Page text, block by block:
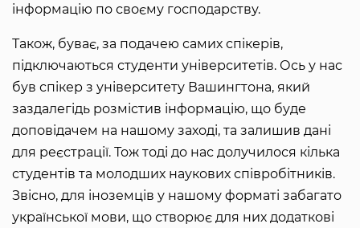
інформацію по своєму господарству.
Також, буває, за подачею самих спікерів,
підключаються студенти університетів. Ось у нас
був спікер з університету Вашингтона, який
заздалегідь розмістив інформацію, що буде
доповідачем на нашому заході, та залишив дані
для реєстрації. Тож тоді до нас долучилося кілька
студентів та молодших наукових співробітників.
Звісно, для іноземців у нашому форматі забагато
української мови, що створює для них додаткові